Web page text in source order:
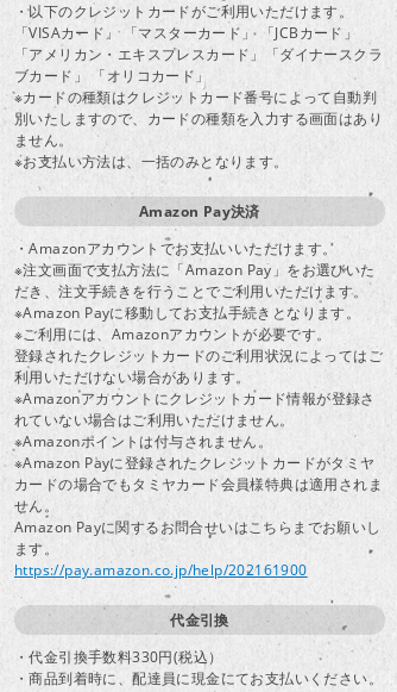
・以下のクレジットカードがご利用いただけます。
「VISAカード」 「マスターカード」 「JCBカード」
「アメリカン・エキスプレスカード」「ダイナースクラ
ブカード」 「オリコカード」
※カードの種類はクレジットカード番号によって自動判
別いたしますので、カードの種類を入力する画面はあり
ません。
※お支払い方法は、一括のみとなります。
Amazon Pay決済
・Amazonアカウントでお支払いいただけます。
※注文画面で支払方法に「Amazon Pay」をお選びいた
だき、注文手続きを行うことでご利用いただけます。
※Amazon Payに移動してお支払手続きとなります。
※ご利用には、Amazonアカウントが必要です。
登録されたクレジットカードのご利用状況によってはご
利用いただけない場合があります。
※Amazonアカウントにクレジットカード情報が登録さ
れていない場合はご利用いただけません。
※Amazonポイントは付与されません。
※Amazon Payに登録されたクレジットカードがタミヤ
カードの場合でもタミヤカード会員様特典は適用されま
せん。
Amazon Payに関するお問合せいはこちらまでお願いし
ます。
https://pay.amazon.co.jp/help/202161900
代金引換
・代金引換手数料330円(税込）
・商品到着時に、配達員に現金にてお支払いください。